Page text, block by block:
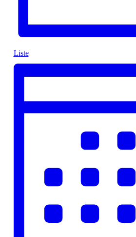
Liste